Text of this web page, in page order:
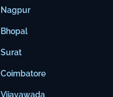
Nagpur
Bhopal
Surat
Coimbatore
Vijayawada